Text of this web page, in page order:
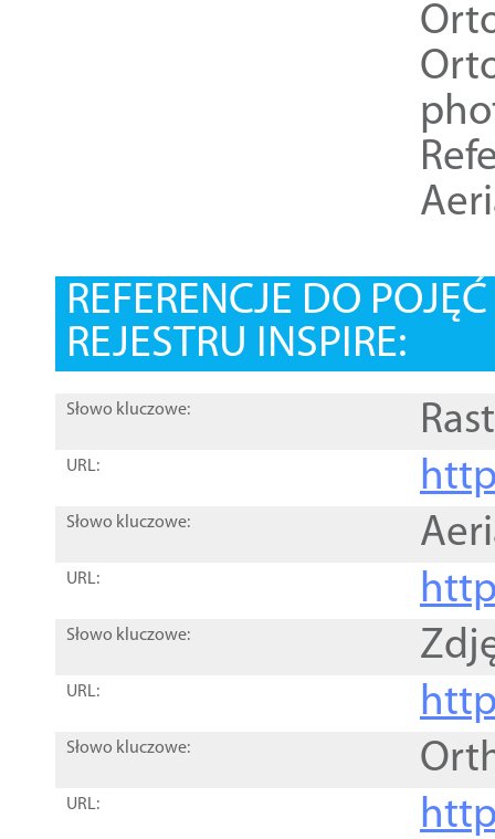
REFERENCJE DO
REJESTRU INSPIRE:
Słowo kluczowe:
URL:
Słowo kluczowe:
URL:
Słowo kluczowe:
URL:
Słowo kluczowe:
URL: